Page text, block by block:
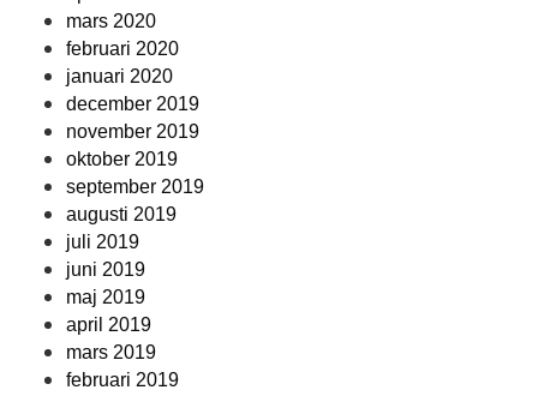
mars 2020
februari 2020
januari 2020
december 2019
november 2019
oktober 2019
september 2019
augusti 2019
juli 2019
juni 2019
maj 2019
april 2019
mars 2019
februari 2019